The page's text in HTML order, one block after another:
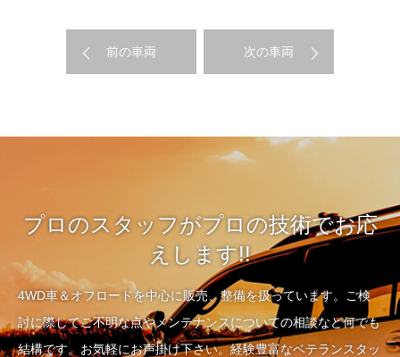
前の車両 次の車両
プロのスタッフがプロの技術でお応
えします!!
4WD車＆オフロードを中心に販売、整備を扱っています。ご検
討に際してご不明な点やメンテナンスについての相談など何でも
結構です。お気軽にお声掛け下さい。経験豊富なベテランスタッ